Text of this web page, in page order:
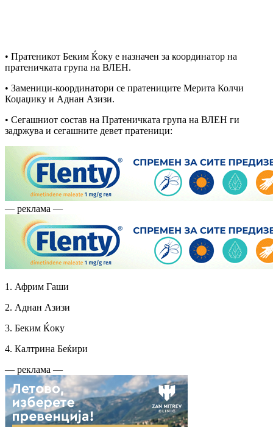
• Пратеникот Беким Ќоку е назначен за координатор на
пратеничката група на ВЛЕН.
• Заменици-координатори се пратениците Мерита Колчи
Коџаџику и Аднан Азизи.
• Сегашниот состав на Пратеничката група на ВЛЕН ги
задржува и сегашните девет пратеници:
— реклама —
1. Африм Гаши
2. Аднан Азизи
3. Беким Ќоку
4. Калтрина Беќири
— реклама —